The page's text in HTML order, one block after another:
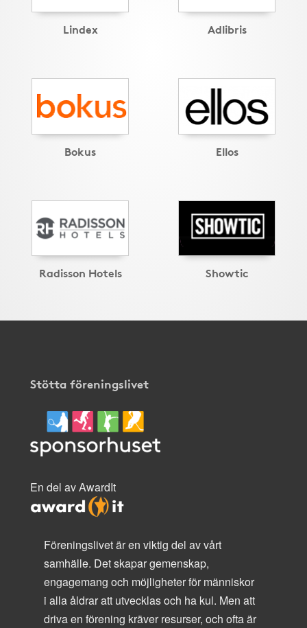
Lindex Adlibris
Bokus Ellos
Radisson Hotels Showtic
Stötta föreningslivet
En del av AwardIt
Föreningslivet är en viktig del av vårt
samhälle. Det skapar gemenskap,
engagemang och möjligheter för människor
i alla åldrar att utvecklas och ha kul. Men att
driva en förening kräver resurser, och ofta är